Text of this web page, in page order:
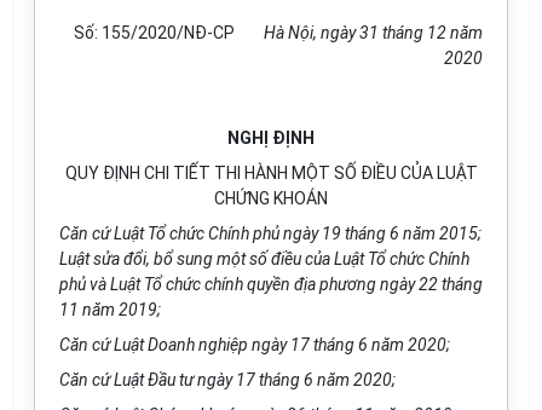
Số: 155/2020/NĐ-CP
Hà Nội, ngày 31 tháng 12 năm
2020
NGHỊ ĐỊNH
QUY ĐỊNH CHI TIẾT THI HÀNH MỘT SỐ ĐIỀU CỦA LUẬT
CHỨNG KHOÁN
Căn cứ Luật Tổ chức Chính phủ ngày 19 tháng 6 năm 2015;
Luật sửa đổi, bổ sung một số điều của Luật Tổ chức Chính
phủ và Luật Tổ chức chính quyền địa phương ngày 22 tháng
11 năm 2019;
Căn cứ Luật Doanh nghiệp ngày 17 tháng 6 năm 2020;
Căn cứ Luật Đầu tư ngày 17 tháng 6 năm 2020;